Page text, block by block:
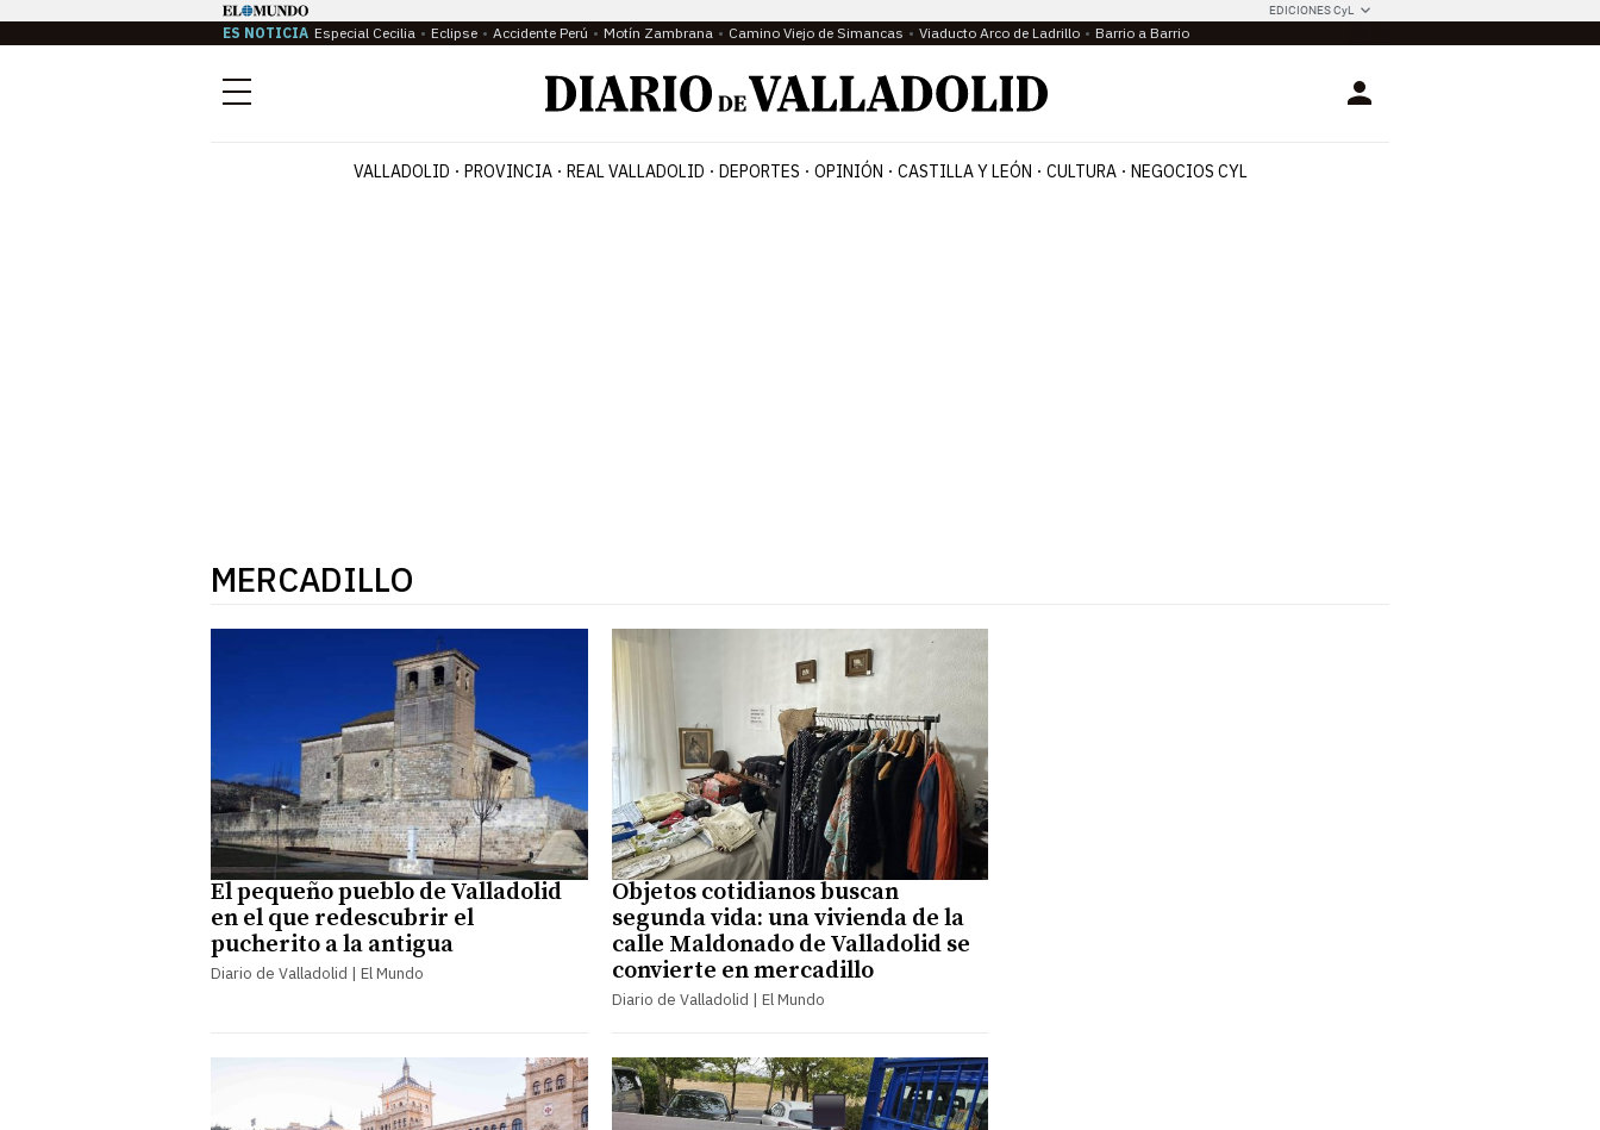
EDICIONES CyL
ES NOTICIA Especial Cecilia Eclipse Accidente Perú Motín Zambrana Camino Viejo de Simancas Viaducto Arco de Ladrillo Barrio a Barrio
Menú Login
VALLADOLID PROVINCIA REAL VALLADOLID DEPORTES OPINIÓN CASTILLA Y LEÓN CULTURA NEGOCIOS CYL
MERCADILLO
El pequeño pueblo de Valladolid
en el que redescubrir el
pucherito a la antigua
Diario de Valladolid | El Mundo
Objetos cotidianos buscan
segunda vida: una vivienda de la
calle Maldonado de Valladolid se
convierte en mercadillo
Diario de Valladolid | El Mundo